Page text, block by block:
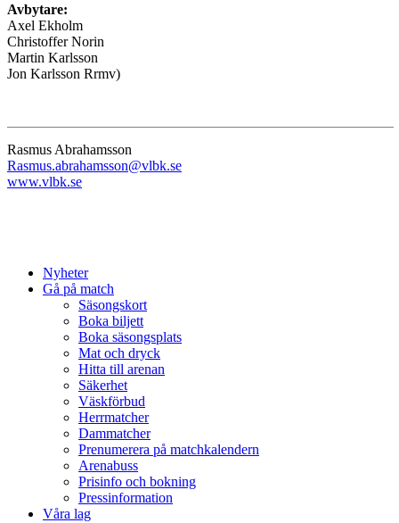
Avbytare:
Axel Ekholm
Christoffer Norin
Martin Karlsson
Jon Karlsson Rrmv)
Rasmus Abrahamsson
Rasmus.abrahamsson@vlbk.se
www.vlbk.se
Nyheter
Gå på match
Säsongskort
Boka biljett
Boka säsongsplats
Mat och dryck
Hitta till arenan
Säkerhet
Väskförbud
Herrmatcher
Dammatcher
Prenumerera på matchkalendern
Arenabuss
Prisinfo och bokning
Pressinformation
Våra lag